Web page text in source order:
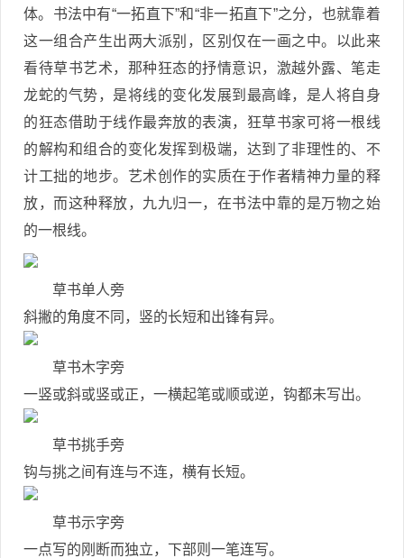
体。书法中有“一拓直下”和“非一拓直下”之分，也就靠着
这一组合产生出两大派别，区别仅在一画之中。以此来
看待草书艺术，那种狂态的抒情意识，激越外露、笔走
龙蛇的气势，是将线的变化发展到最高峰，是人将自身
的狂态借助于线作最奔放的表演，狂草书家可将一根线
的解构和组合的变化发挥到极端，达到了非理性的、不
计工拙的地步。艺术创作的实质在于作者精神力量的释
放，而这种释放，九九归一，在书法中靠的是万物之始
的一根线。
草书单人旁
斜撇的角度不同，竖的长短和出锋有异。
草书木字旁
一竖或斜或竖或正，一横起笔或顺或逆，钩都未写出。
草书挑手旁
钩与挑之间有连与不连，横有长短。
草书示字旁
一点写的刚断而独立，下部则一笔连写。